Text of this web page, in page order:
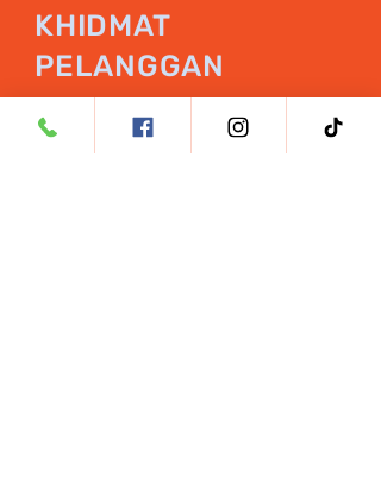
KHIDMAT
PELANGGAN
WhatsApp:
+60 11-6527 4